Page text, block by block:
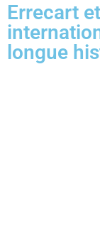
Errecart
longue